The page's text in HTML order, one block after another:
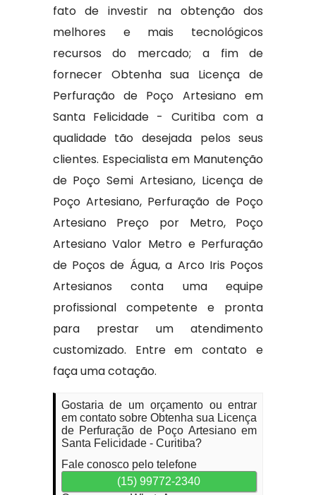
fato de investir na obtenção dos
melhores e mais tecnológicos
recursos do mercado; a fim de
fornecer Obtenha sua Licença de
Perfuração de Poço Artesiano em
Santa Felicidade - Curitiba com a
qualidade tão desejada pelos seus
clientes. Especialista em Manutenção
de Poço Semi Artesiano, Licença de
Poço Artesiano, Perfuração de Poço
Artesiano Preço por Metro, Poço
Artesiano Valor Metro e Perfuração
de Poços de Água, a Arco Iris Poços
Artesianos conta uma equipe
profissional competente e pronta
para prestar um atendimento
customizado. Entre em contato e
faça uma cotação.
Gostaria de um orçamento ou entrar
em contato sobre Obtenha sua Licença
de Perfuração de Poço Artesiano em
Santa Felicidade - Curitiba?
Fale conosco pelo telefone
(15) 99772-2340